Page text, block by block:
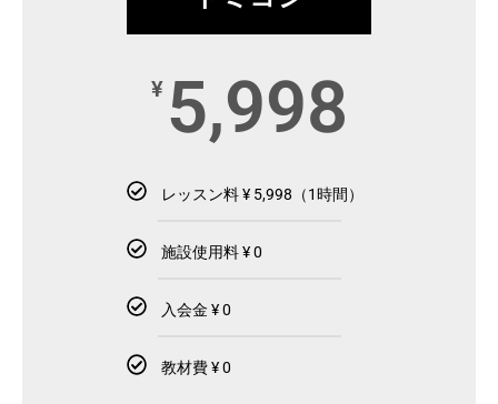
¥ 5,998
レッスン料 ¥ 5,998（1時間）
施設使用料 ¥ 0
入会金 ¥ 0
教材費 ¥ 0